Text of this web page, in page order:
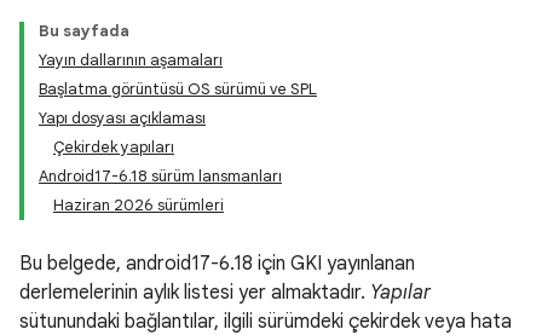
Bu sayfada
Yayın dallarının aşamaları
Başlatma görüntüsü OS sürümü ve SPL
Yapı dosyası açıklaması
Çekirdek yapıları
Android17-6.18 sürüm lansmanları
Haziran 2026 sürümleri
Bu belgede, android17-6.18 için GKI yayınlanan
derlemelerinin aylık listesi yer almaktadır. Yapılar
sütunundaki bağlantılar, ilgili sürümdeki çekirdek veya hata